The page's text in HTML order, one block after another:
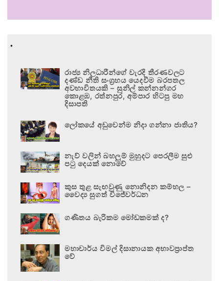
.
රාජ්‍ය නිලධාරීන්ගේ වැරදි තීරණවලට
දණ්ඩ නීති සංග්‍රහය යෙදවීම බරපතල
අවභාවිතයකි – සුනිල් කන්නන්ගර
කොළඹ, රත්නපුර, අම්පාර හිටපු මහ
දිසාපති
ලෝකයේ අඩුවෙන්ම නිදා ගන්නා ජාතිය?
නැව් වලින් බහලුම් මුහුදට පෙරලීම සුළු
පටු දෙයක් නොවේ
කුස තුළ සැඟවුණු නොනිදන කම්හල –
වෛද්‍ය සුගත් විජේවර්ධන
ගණිතය බැරිකම මෝඩකමක් ද?
මහාචාර්ය විමල් දිසානායක අභාවප්‍රාප්ත
වේ